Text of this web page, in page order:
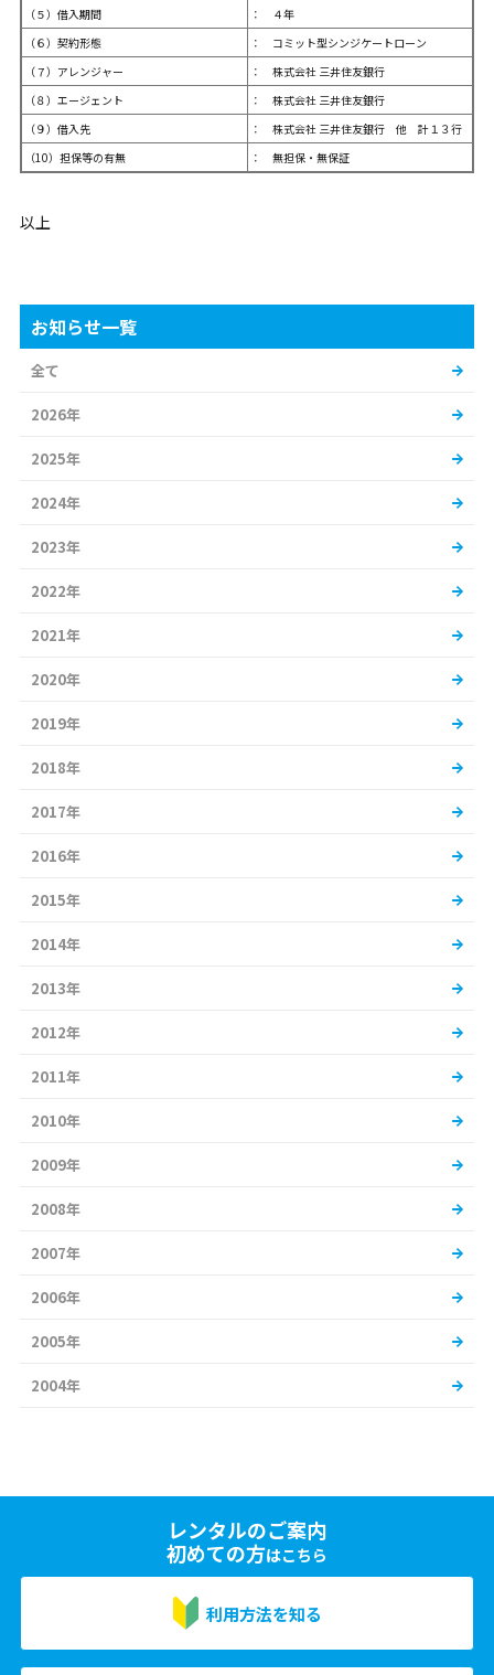
（５）借入期間
： ４年
（６）契約形態
： コミット型シンジケートローン
（７）アレンジャー
： 株式会社 三井住友銀行
（８）エージェント
： 株式会社 三井住友銀行
（９）借入先
： 株式会社 三井住友銀行 他 計１３行
（10）担保等の有無
： 無担保・無保証
以上
お知らせ一覧
全て
2026年
2025年
2024年
2023年
2022年
2021年
2020年
2019年
2018年
2017年
2016年
2015年
2014年
2013年
2012年
2011年
2010年
2009年
2008年
2007年
2006年
2005年
2004年
レンタルのご案内
初めての方はこちら
利用方法を知る